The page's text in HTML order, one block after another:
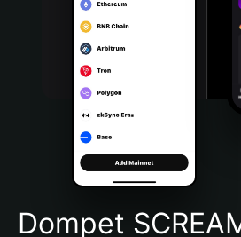
Português (Portugal)
Bahasa Indonesia
Português (Brasil)
Español (Argentina)
Dompet